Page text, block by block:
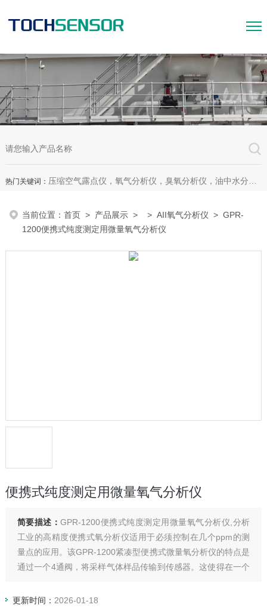
热门关键词： 压缩空气露点仪，氧气分析仪，臭氧分析仪，油中水分析仪，超声波测漏仪。
当前位置：首页 > 产品展示 > >AII氧气分析仪 > GPR-
1200便携式纯度测定用微量氧气分析仪
便携式纯度测定用微量氧气分析仪
简要描述：GPR-1200便携式纯度测定用微量氧气分析仪,分析
工业的高精度便携式氧分析仪适用于必须控制在几个ppm的测
量点的应用。该GPR-1200紧凑型便携式微量氧分析仪的特点是
通过一个4通阀，将采样气体样品传输到传感器。这使得在一个
12-333微量氧气传感器。不因暴露于环境氧水平而过早耗尽，
更新时间： 2026-01-18